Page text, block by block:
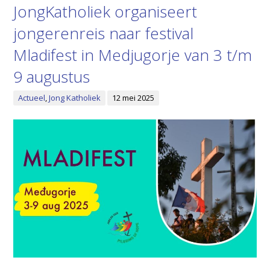
JongKatholiek organiseert
jongerenreis naar festival
Mladifest in Medjugorje van 3 t/m
9 augustus
Actueel,Jong Katholiek 12 mei 2025